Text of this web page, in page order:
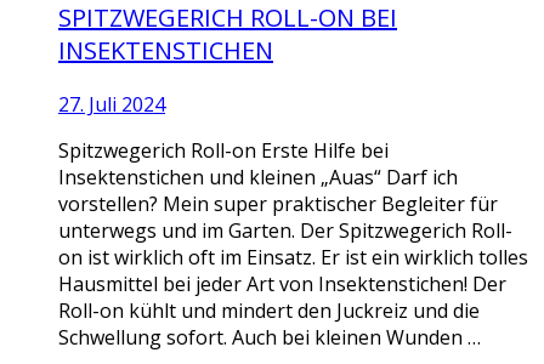
SPITZWEGERICH ROLL-ON BEI
INSEKTENSTICHEN
27. Juli 2024
Spitzwegerich Roll-on Erste Hilfe bei
Insektenstichen und kleinen „Auas“ Darf ich
vorstellen? Mein super praktischer Begleiter für
unterwegs und im Garten. Der Spitzwegerich Roll-
on ist wirklich oft im Einsatz. Er ist ein wirklich tolles
Hausmittel bei jeder Art von Insektenstichen! Der
Roll-on kühlt und mindert den Juckreiz und die
Schwellung sofort. Auch bei kleinen Wunden …